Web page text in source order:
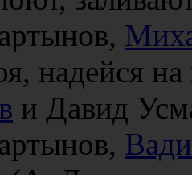
надейся
и Давид